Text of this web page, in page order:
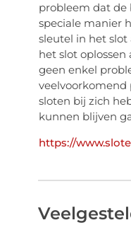
probleem dat de
speciale manier
sleutel in het
het slot
geen enkel
veelvoorkomend
sloten bij zich
kunnen blijven
https://